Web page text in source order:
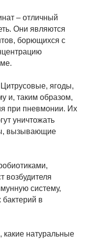
– отличный
Они являются
борющихся с
Цитрусовые, ягоды,
и, таким образом,
при пневмонии. Их
уничтожать
вызывающие
возбудителя
систему,
в
какие натуральные